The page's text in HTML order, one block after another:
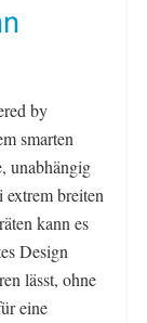
by
smarten
unabhängig
breiten
kann es
Design
lässt, ohne
eine